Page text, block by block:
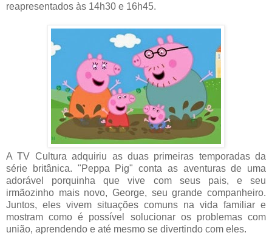
reapresentados às 14h30 e 16h45.
A TV Cultura adquiriu as duas primeiras temporadas da
série britânica. "Peppa Pig" conta as aventuras de uma
adorável porquinha que vive com seus pais, e seu
irmãozinho mais novo, George, seu grande companheiro.
Juntos, eles vivem situações comuns na vida familiar e
mostram como é possível solucionar os problemas com
união, aprendendo e até mesmo se divertindo com eles.